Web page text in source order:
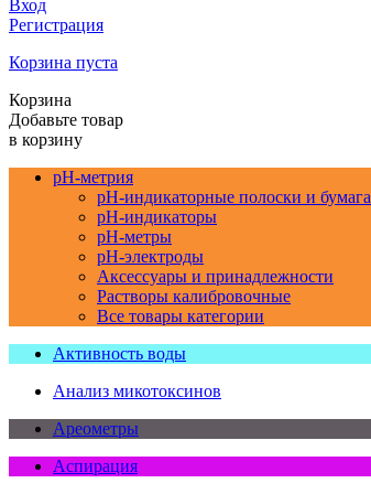
Вход
Регистрация
Корзина пуста
Корзина
Добавьте товар
в корзину
pH-метрия
pH-индикаторные полоски и бумага
pH-индикаторы
pH-метры
pH-электроды
Аксессуары и принадлежности
Растворы калибровочные
Все товары категории
Активность воды
Анализ микотоксинов
Ареометры
Аспирация